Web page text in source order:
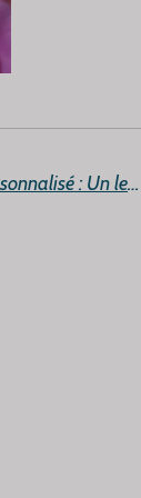
Bien penser son emballage personnalisé : Un levier marketing à moindre coût !